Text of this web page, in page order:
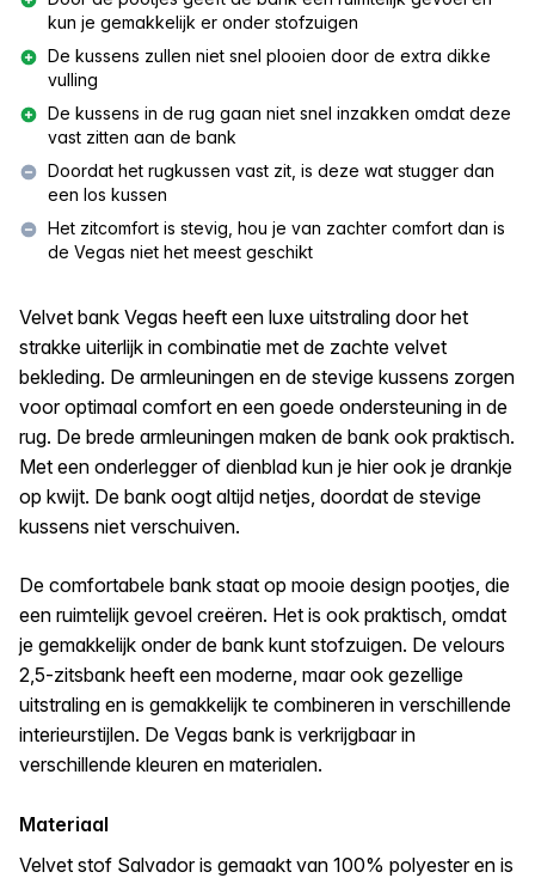
kun je gemakkelijk er onder stofzuigen
De kussens zullen niet snel plooien door de extra dikke
vulling
De kussens in de rug gaan niet snel inzakken omdat deze
vast zitten aan de bank
Doordat het rugkussen vast zit, is deze wat stugger dan
een los kussen
Het zitcomfort is stevig, hou je van zachter comfort dan is
de Vegas niet het meest geschikt
Velvet bank Vegas heeft een luxe uitstraling door het
strakke uiterlijk in combinatie met de zachte velvet
bekleding. De armleuningen en de stevige kussens zorgen
voor optimaal comfort en een goede ondersteuning in de
rug. De brede armleuningen maken de bank ook praktisch.
Met een onderlegger of dienblad kun je hier ook je drankje
op kwijt. De bank oogt altijd netjes, doordat de stevige
kussens niet verschuiven.
De comfortabele bank staat op mooie design pootjes, die
een ruimtelijk gevoel creëren. Het is ook praktisch, omdat
je gemakkelijk onder de bank kunt stofzuigen. De velours
2,5-zitsbank heeft een moderne, maar ook gezellige
uitstraling en is gemakkelijk te combineren in verschillende
interieurstijlen. De Vegas bank is verkrijgbaar in
verschillende kleuren en materialen.
Materiaal
Velvet stof Salvador is gemaakt van 100% polyester en is